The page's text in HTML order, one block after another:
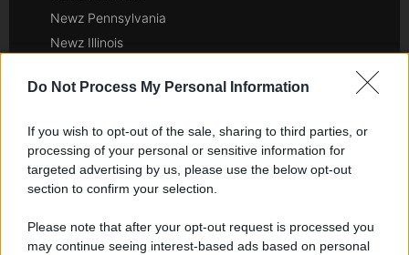
Do Not Process My Personal Information
If you wish to opt-out of the sale, sharing to third parties, or
processing of your personal or sensitive information for
targeted advertising by us, please use the below opt-out
section to confirm your selection.
Please note that after your opt-out request is processed you
may continue seeing interest-based ads based on personal
Newz Pennsylvania
Newz Illinois
Gameland
Scoop Mag
Lgbtqia News
Motors Magazine 365
Home Magazine 365